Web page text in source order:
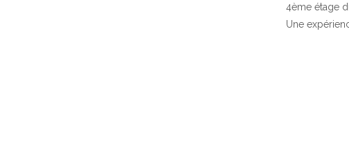
4ème étage
Une